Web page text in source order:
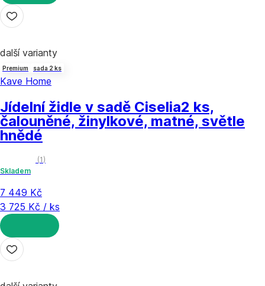
DO KOŠÍKU
další varianty
Premium sada 2 ks
Kave Home
Jídelní židle v sadě Ciselia2 ks,
čalouněné, žinylkové, matné, světle
hnědé
(1 )
Skladem
7 449 Kč
3 725 Kč / ks
DO KOŠÍKU